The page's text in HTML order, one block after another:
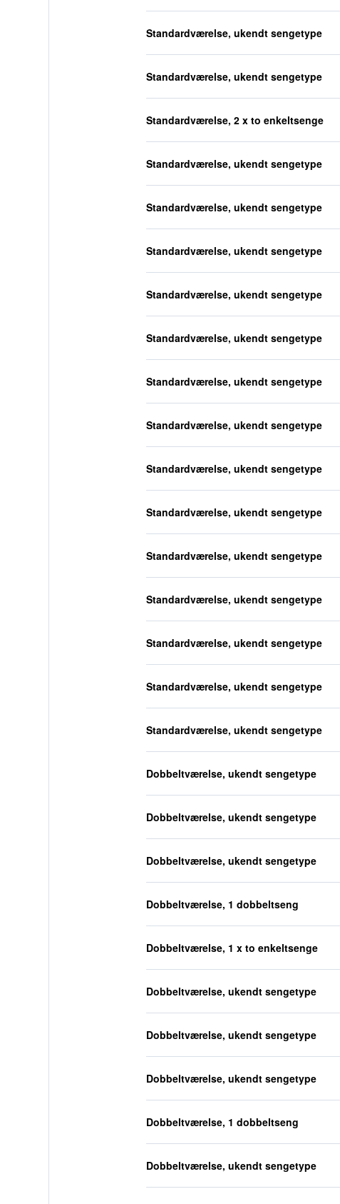
Standardværelse, ukendt sengetype
Standardværelse, ukendt sengetype
Standardværelse, 2 x to enkeltsenge
Standardværelse, ukendt sengetype
Standardværelse, ukendt sengetype
Standardværelse, ukendt sengetype
Standardværelse, ukendt sengetype
Standardværelse, ukendt sengetype
Standardværelse, ukendt sengetype
Standardværelse, ukendt sengetype
Standardværelse, ukendt sengetype
Standardværelse, ukendt sengetype
Standardværelse, ukendt sengetype
Standardværelse, ukendt sengetype
Standardværelse, ukendt sengetype
Standardværelse, ukendt sengetype
Standardværelse, ukendt sengetype
Dobbeltværelse, ukendt sengetype
Dobbeltværelse, ukendt sengetype
Dobbeltværelse, ukendt sengetype
Dobbeltværelse, 1 dobbeltseng
Dobbeltværelse, 1 x to enkeltsenge
Dobbeltværelse, ukendt sengetype
Dobbeltværelse, ukendt sengetype
Dobbeltværelse, ukendt sengetype
Dobbeltværelse, 1 dobbeltseng
Dobbeltværelse, ukendt sengetype